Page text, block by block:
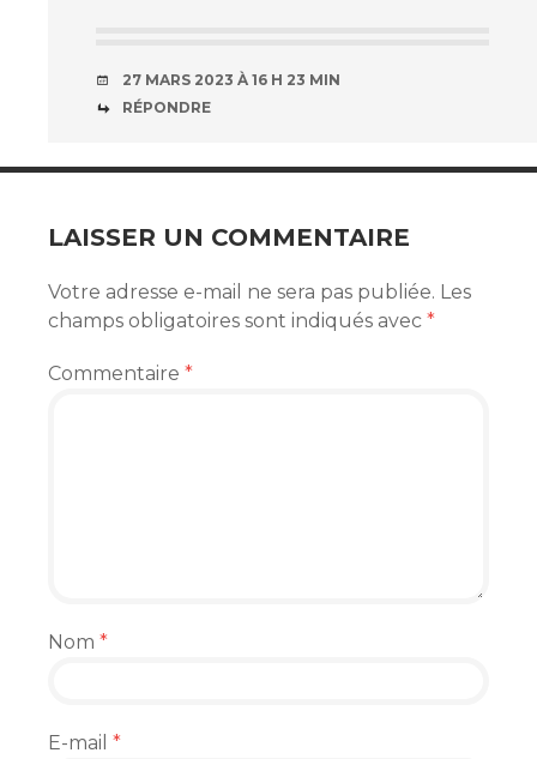
27 MARS 2023 À 16 H 23 MIN
RÉPONDRE
LAISSER UN COMMENTAIRE
Votre adresse e-mail ne sera pas publiée. Les
champs obligatoires sont indiqués avec *
Commentaire *
Nom *
E-mail *